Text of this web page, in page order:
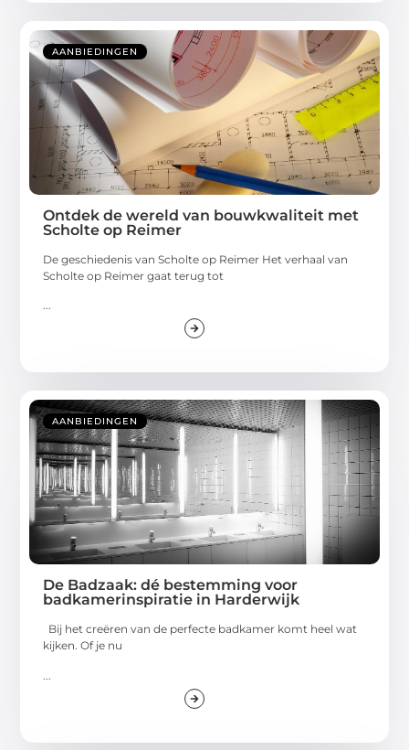
AANBIEDINGEN
Ontdek de wereld van bouwkwaliteit met
Scholte op Reimer
De geschiedenis van Scholte op Reimer Het verhaal van
Scholte op Reimer gaat terug tot
...
AANBIEDINGEN
De Badzaak: dé bestemming voor
badkamerinspiratie in Harderwijk
Bij het creëren van de perfecte badkamer komt heel wat
kijken. Of je nu